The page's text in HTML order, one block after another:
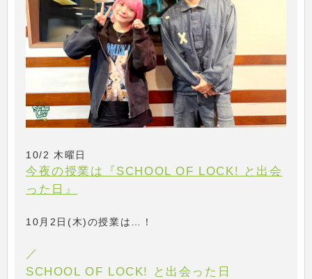
10/2 木曜日
今夜の授業は『SCHOOL OF LOCK! と出会
った日』
10月2日(木)の授業は…！
／
SCHOOL OF LOCK! と出会った日